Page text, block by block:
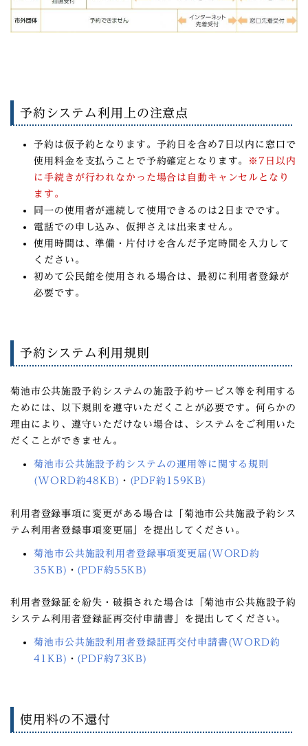
予約システム利用上の注意点
予約は仮予約となります。 予約日を含め7日以内に窓口で
使用料金を支払う ことで予約確定となります。
※7日以内
に手続きが行われなかった場合は自動キャンセルとなり
ます。
同一の使用者が連続して使用できるのは2日までです。
電話での申し込み、仮押さえは出来ません。
使用時間は、準備・片付けを含んだ予定時間を入力して
ください。
初めて公民館を使用される場合は、最初に利用者登録が
必要です。
予約システム利用規則
菊池市公共施設予約システムの施設予約サービス等を利用する
ためには、以下規則を遵守いただくことが必要です。何らかの
理由により、遵守いただけない場合は、システムをご利用いた
だくことができません。
菊池市公共施設予約システムの運用等に関する規則
(WORD約48KB) ・ (PDF約159KB)
利用者登録事項に変更がある場合 は「菊池市公共施設予約シス
テム利用者登録事項変更届」を提出してください。
菊池市公共施設利用者登録事項変更届(WORD約
35KB) ・ (PDF約55KB)
利用者登録証を紛失・破損された場合 は「菊池市公共施設予約
システム利用者登録証再交付申請書」を提出してください。
菊池市公共施設利用者登録証再交付申請書(WORD約
41KB) ・ (PDF約73KB)
使用料の不還付